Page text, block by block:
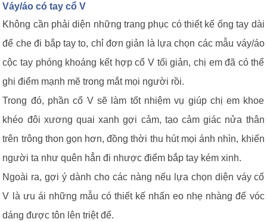
Váy/áo có tay cổ V
Không cần phải diện những trang phục có thiết kế ống tay dài
để che đi bắp tay to, chỉ đơn giản là lựa chọn các mẫu váy/áo
cộc tay phóng khoáng kết hợp cổ V tối giản, chị em đã có thể
ghi điểm mạnh mẽ trong mắt mọi người rồi.
Trong đó, phần cổ V sẽ làm tốt nhiệm vụ giúp chị em khoe
khéo đôi xương quai xanh gợi cảm, tạo cảm giác nửa thân
trên trông thon gọn hơn, đồng thời thu hút mọi ánh nhìn, khiến
người ta như quên hẳn đi nhược điểm bắp tay kém xinh.
Ngoài ra, gợi ý dành cho các nàng nếu lựa chọn diện váy cổ
V là ưu ái những mẫu có thiết kế nhấn eo nhẹ nhàng để vóc
dáng được tôn lên triệt để.